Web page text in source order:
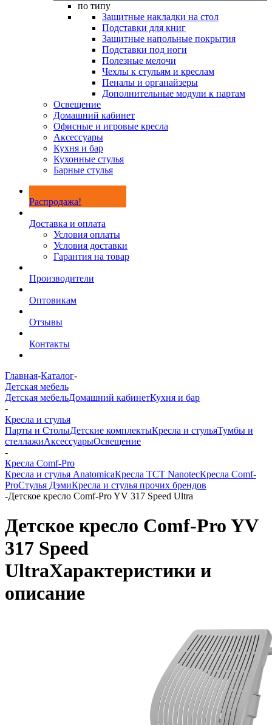
по типу
Защитные накладки на стол
Подставки для книг
Защитные напольные покрытия
Подставки под ноги
Полезные мелочи
Чехлы к стульям и креслам
Пеналы и органайзеры
Дополнительные модули к партам
Освещение
Домашний кабинет
Офисные и игровые кресла
Аксессуары
Кухня и бар
Кухонные стулья
Барные стулья
Распродажа!
Доставка и оплата
Условия оплаты
Условия доставки
Гарантия на товар
Производители
Оптовикам
Отзывы
Контакты
Главная-Каталог-
Детская мебель
Детская мебельДомашний кабинетКухня и бар
-
Кресла и стулья
Парты и СтолыДетские комплектыКресла и стульяТумбы и
стеллажиАксессуарыОсвещение
-
Кресла Comf-Pro
Кресла и стулья AnatomicaКресла TCT NanotecКресла Comf-
ProСтулья ДэмиКресла и стулья прочих брендов
-Детское кресло Comf-Pro YV 317 Speed Ultra
Детское кресло Comf-Pro YV
317 Speed
UltraХарактеристики и
описание